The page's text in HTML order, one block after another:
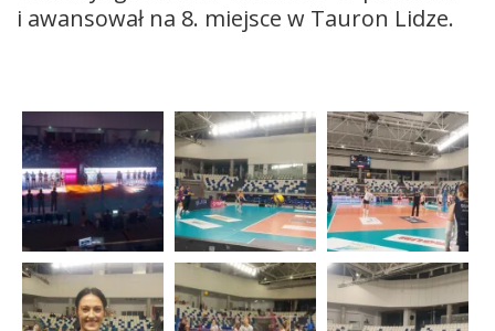
i awansował na 8. miejsce w Tauron Lidze.